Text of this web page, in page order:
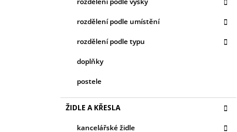
rozdělení podle umístění
rozdělení podle typu
doplňky
postele
ŽIDLE A KŘESLA
kancelářské židle